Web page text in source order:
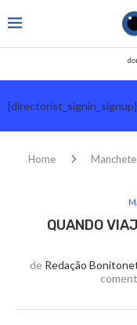
[directorist_signin_signup]
Home Manchete
QUANDO
de Redação